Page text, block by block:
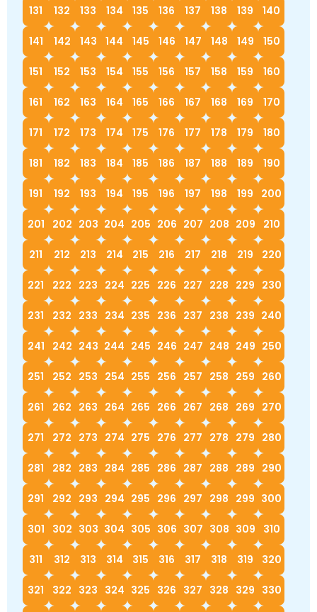
131 132 133 134 135 136 137 138 139 140
141 142 143 144 145 146 147 148 149 150
151 152 153 154 155 156 157 158 159 160
161 162 163 164 165 166 167 168 169 170
171 172 173 174 175 176 177 178 179 180
181 182 183 184 185 186 187 188 189 190
191 192 193 194 195 196 197 198 199 200
201 202 203 204 205 206 207 208 209 210
211 212 213 214 215 216 217 218 219 220
221 222 223 224 225 226 227 228 229 230
231 232 233 234 235 236 237 238 239 240
241 242 243 244 245 246 247 248 249 250
251 252 253 254 255 256 257 258 259 260
261 262 263 264 265 266 267 268 269 270
271 272 273 274 275 276 277 278 279 280
281 282 283 284 285 286 287 288 289 290
291 292 293 294 295 296 297 298 299 300
301 302 303 304 305 306 307 308 309 310
311 312 313 314 315 316 317 318 319 320
321 322 323 324 325 326 327 328 329 330